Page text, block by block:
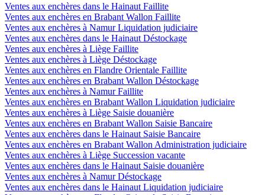
Ventes aux enchères dans le Hainaut Faillite
Ventes aux enchères en Brabant Wallon Faillite
Ventes aux enchères à Namur Liquidation judiciaire
Ventes aux enchères dans le Hainaut Déstockage
Ventes aux enchères à Liège Faillite
Ventes aux enchères à Liège Déstockage
Ventes aux enchères en Flandre Orientale Faillite
Ventes aux enchères en Brabant Wallon Déstockage
Ventes aux enchères à Namur Faillite
Ventes aux enchères en Brabant Wallon Liquidation judiciaire
Ventes aux enchères à Liège Saisie douanière
Ventes aux enchères en Brabant Wallon Saisie Bancaire
Ventes aux enchères dans le Hainaut Saisie Bancaire
Ventes aux enchères en Brabant Wallon Administration judiciaire
Ventes aux enchères à Liège Succession vacante
Ventes aux enchères dans le Hainaut Saisie douanière
Ventes aux enchères à Namur Déstockage
Ventes aux enchères dans le Hainaut Liquidation judiciaire